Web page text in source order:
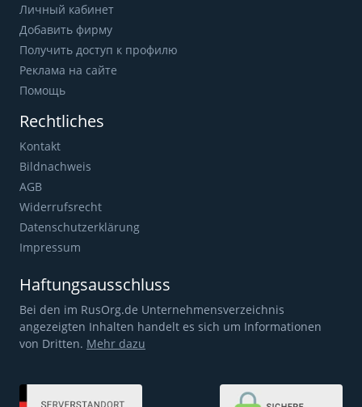
Личный кабинет
Добавить фирму
Получить доступ к профилю
Реклама на сайте
Помощь
Rechtliches
Kontakt
Bildnachweis
AGB
Widerrufsrecht
Datenschutzerklärung
Impressum
Haftungsausschluss
Bei den im RusOrg.de Unternehmensverzeichnis
angezeigten Inhalten handelt es sich um Informationen
von Dritten. Mehr dazu